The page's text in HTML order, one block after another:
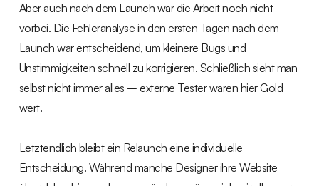
Aber auch nach dem Launch war die Arbeit noch nicht
vorbei. Die Fehleranalyse in den ersten Tagen nach dem
Launch war entscheidend, um kleinere Bugs und
Unstimmigkeiten schnell zu korrigieren. Schließlich sieht man
selbst nicht immer alles – externe Tester waren hier Gold
wert.
Letztendlich bleibt ein Relaunch eine individuelle
Entscheidung. Während manche Designer ihre Website